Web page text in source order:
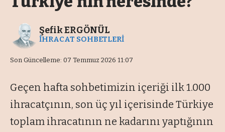
Son Güncelleme: 07 Temmuz 2026 11:07
Şefik ERGÖNÜL
İHRACAT SOHBETLERİ
Geçen hafta sohbetimizin içeriği ilk 1.000
ihracatçının, son üç yıl içerisinde Türkiye
toplam ihracatının ne kadarını yaptığının